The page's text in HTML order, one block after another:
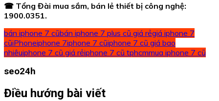
☎ Tổng Đài mua sắm, bán lẻ thiết bị công nghệ:
1900.0351.
bán iphone 7 cũbán iphone 7 plus cũ giá rẻgiá iphone 7
cũiPhoneiphone 7iphone 7 cũiphone 7 cũ giá bao
nhiêuiphone 7 cũ giá rẻiphone 7 cũ tphcmmua iphone 7 cũ
seo24h
Điều hướng bài viết